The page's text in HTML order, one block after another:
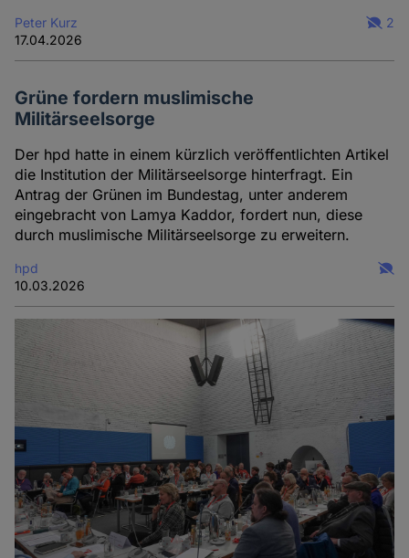
Peter Kurz
17.04.2026
2
Grüne fordern muslimische
Militärseelsorge
Der hpd hatte in einem kürzlich veröffentlichten Artikel
die Institution der Militärseelsorge hinterfragt. Ein
Antrag der Grünen im Bundestag, unter anderem
eingebracht von Lamya Kaddor, fordert nun, diese
durch muslimische Militärseelsorge zu erweitern.
hpd
10.03.2026